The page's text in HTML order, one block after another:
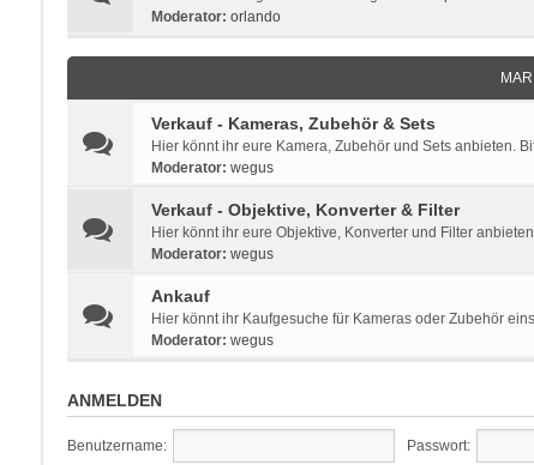
Moderator: orlando
Verkauf - Kameras, Zubehör & Sets
Hier könnt ihr eure Kamera, Zubehör und Sets anbieten.
Moderator: wegus
Verkauf - Objektive, Konverter & Filter
Hier könnt ihr eure Objektive, Konverter und Filter
Moderator: wegus
Ankauf
Hier könnt ihr Kaufgesuche für Kameras oder Zubehör
Moderator: wegus
ANMELDEN
Benutzername: Passwort: